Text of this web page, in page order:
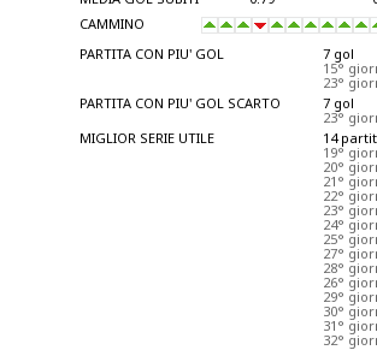
CAMMINO
PARTITA CON PIU' GOL
7 gol
15°
23°
PARTITA CON PIU' GOL SCARTO
7 gol
23°
MIGLIOR SERIE UTILE
14
19°
20°
21°
22°
23°
24°
25°
27°
28°
26°
29°
30°
31°
32°